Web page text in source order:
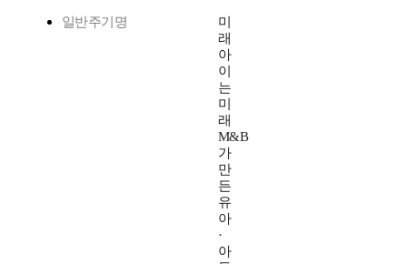
일반주기명
미
래
아
이
는
미
래
M&B
가
만
든
유
아
·
아